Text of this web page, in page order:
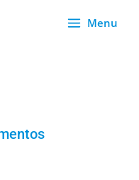
Menu